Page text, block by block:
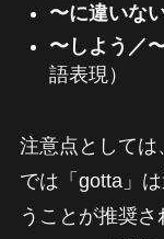
〜に違いな
〜しよう／
語表現）
注意点としては
では「gotta」
うことが推奨